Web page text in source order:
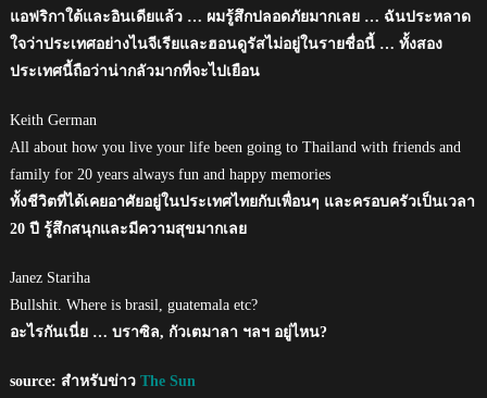
แอฟริกาใต้และอินเดียแล้ว … ผมรู้สึกปลอดภัยมากเลย … ฉันประหลาด
ใจว่าประเทศอย่างไนจีเรียและฮอนดูรัสไม่อยู่ในรายชื่อนี้ … ทั้งสอง
ประเทศนี้ถือว่าน่ากลัวมากที่จะไปเยือน
Keith German
All about how you live your life been going to Thailand with friends and
family for 20 years always fun and happy memories
ทั้งชีวิตที่ได้เคยอาศัยอยู่ในประเทศไทยกับเพื่อนๆ และครอบครัวเป็นเวลา
20 ปี รู้สึกสนุกและมีความสุขมากเลย
Janez Stariha
Bullshit. Where is brasil, guatemala etc?
อะไรกันเนี่ย … บราซิล, กัวเตมาลา ฯลฯ อยู่ไหน?
source: สำหรับข่าว The Sun